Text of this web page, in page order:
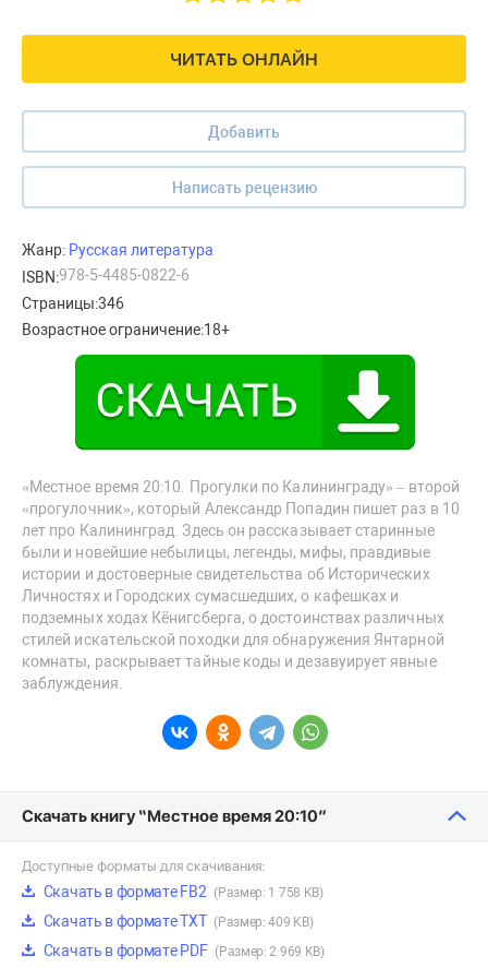
ЧИТАТЬ ОНЛАЙН
Добавить
Написать рецензию
Жанр: Русская литература
ISBN:978-5-4485-0822-6
Страницы:346
Возрастное ограничение:18+
«Местное время 20:10. Прогулки по Калининграду» – второй
«прогулочник», который Александр Попадин пишет раз в 10
лет про Калининград. Здесь он рассказывает старинные
были и новейшие небылицы, легенды, мифы, правдивые
истории и достоверные свидетельства об Исторических
Личностях и Городских сумасшедших, о кафешках и
подземных ходах Кёнигсберга, о достоинствах различных
стилей искательской походки для обнаружения Янтарной
комнаты, раскрывает тайные коды и дезавуирует явные
заблуждения.
Скачать книгу “Местное время 20:10”
Доступные форматы для скачивания:
Скачать в формате FB2 (Размер: 1 758 KB)
Скачать в формате TXT (Размер: 409 KB)
Скачать в формате PDF (Размер: 2 969 KB)